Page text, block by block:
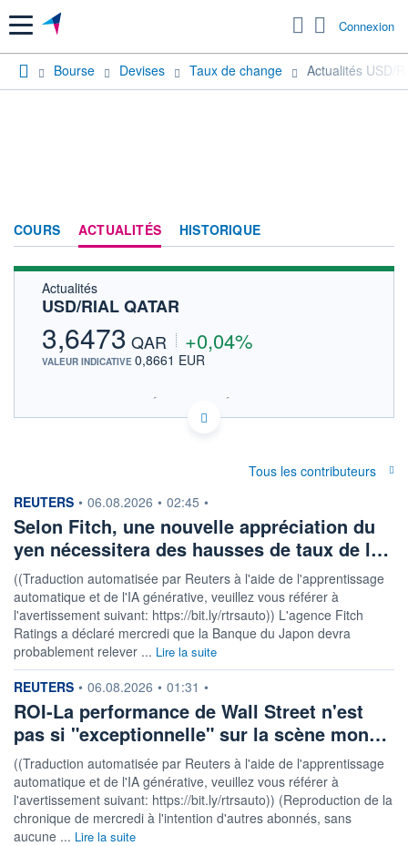
Menu Connexion
Bourse Devises Taux de change Actualités USD/
COURS ACTUALITÉS HISTORIQUE
Actualités
USD/RIAL QATAR
3,6473 QAR +0,04%
VALEUR INDICATIVE 0,8661 EUR
SIX - FOREX 1 DONNÉES TEMPS RÉEL
Politique d'exécution
3,644
3,646
OUVERTURE
3,6458
CLÔTURE VEILLE
3,6458
+ HAUT
3,6507
+ BAS
COTATION SPÉCIFIQUE
0,2742 -0,04%
+ PORTEFEUILLE + LISTE
Tous les contributeurs
information fournie par
REUTERS • 06.08.2026 • 02:45 •
Selon Fitch, une nouvelle appréciation du
yen nécessitera des hausses de taux de l…
((Traduction automatisée par Reuters à l'aide de l'apprentissage
automatique et de l'IA générative, veuillez vous référer à
l'avertissement suivant: https://bit.ly/rtrsauto)) L'agence Fitch
Ratings a déclaré mercredi que la Banque du Japon devra
probablement relever ... Lire la suite
information fournie par
REUTERS • 06.08.2026 • 01:31 •
ROI-La performance de Wall Street n'est
pas si "exceptionnelle" sur la scène mon…
((Traduction automatisée par Reuters à l'aide de l'apprentissage
automatique et de l'IA générative, veuillez vous référer à
l'avertissement suivant: https://bit.ly/rtrsauto)) (Reproduction de la
chronique de mercredi à l'intention d'autres abonnés, sans
aucune ... Lire la suite